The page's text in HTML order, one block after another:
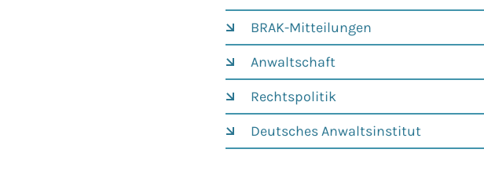
BRAK-Mitteilungen
Anwaltschaft
Rechtspolitik
Deutsches Anwaltsinstitut